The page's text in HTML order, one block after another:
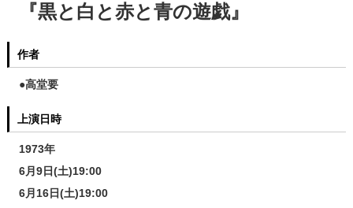
『黒と白と赤と青の遊戯』
作者
●高堂要
上演日時
1973年
6月9日(土)19:00
6月16日(土)19:00